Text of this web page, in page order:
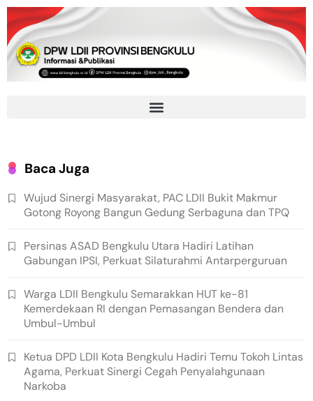
Baca Juga
Wujud Sinergi Masyarakat, PAC LDII Bukit Makmur
Gotong Royong Bangun Gedung Serbaguna dan TPQ
Persinas ASAD Bengkulu Utara Hadiri Latihan
Gabungan IPSI, Perkuat Silaturahmi Antarperguruan
Warga LDII Bengkulu Semarakkan HUT ke-81
Kemerdekaan RI dengan Pemasangan Bendera dan
Umbul-Umbul
Ketua DPD LDII Kota Bengkulu Hadiri Temu Tokoh Lintas
Agama, Perkuat Sinergi Cegah Penyalahgunaan
Narkoba